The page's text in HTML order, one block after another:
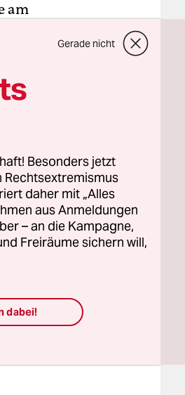
am
Gerade nicht
Besonders jetzt
Rechtsextremismus
daher mit „Alles
aus Anmeldungen
– an die Kampagne,
Freiräume sichern will,
dabei!